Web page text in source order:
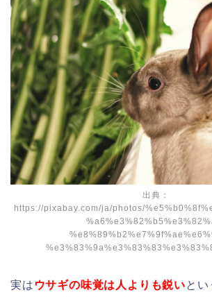
出典：
https://pixabay.com/ja/photos/
実は ウサギの味覚は人よりも鋭いとい